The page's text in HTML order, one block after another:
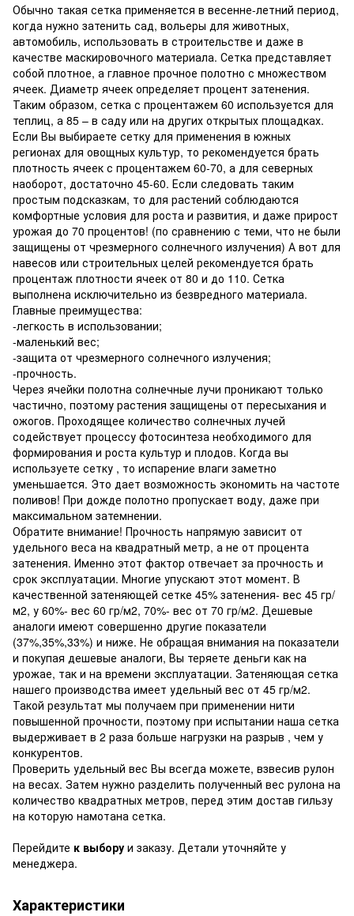
Обычно такая сетка применяется в весенне-летний период,
когда нужно затенить сад, вольеры для животных,
автомобиль, использовать в строительстве и даже в
качестве маскировочного материала. Сетка представляет
собой плотное, а главное прочное полотно с множеством
ячеек. Диаметр ячеек определяет процент затенения.
Таким образом, сетка с процентажем 60 используется для
теплиц, а 85 – в саду или на других открытых площадках.
Если Вы выбираете сетку для применения в южных
регионах для овощных культур, то рекомендуется брать
плотность ячеек с процентажем 60-70, а для северных
наоборот, достаточно 45-60. Если следовать таким
простым подсказкам, то для растений соблюдаются
комфортные условия для роста и развития, и даже прирост
урожая до 70 процентов! (по сравнению с теми, что не были
защищены от чрезмерного солнечного излучения) А вот для
навесов или строительных целей рекомендуется брать
процентаж плотности ячеек от 80 и до 110. Сетка
выполнена исключительно из безвредного материала.
Главные преимущества:
-легкость в использовании;
-маленький вес;
-защита от чрезмерного солнечного излучения;
-прочность.
Через ячейки полотна солнечные лучи проникают только
частично, поэтому растения защищены от пересыхания и
ожогов. Проходящее количество солнечных лучей
содействует процессу фотосинтеза необходимого для
формирования и роста культур и плодов. Когда вы
используете сетку , то испарение влаги заметно
уменьшается. Это дает возможность экономить на частоте
поливов! При дожде полотно пропускает воду, даже при
максимальном затемнении.
Обратите внимание! Прочность напрямую зависит от
удельного веса на квадратный метр, а не от процента
затенения. Именно этот фактор отвечает за прочность и
срок эксплуатации. Многие упускают этот момент. В
качественной затеняющей сетке 45% затенения- вес 45 гр/
м2, у 60%- вес 60 гр/м2, 70%- вес от 70 гр/м2. Дешевые
аналоги имеют совершенно другие показатели
(37%,35%,33%) и ниже. Не обращая внимания на показатели
и покупая дешевые аналоги, Вы теряете деньги как на
урожае, так и на времени эксплуатации. Затеняющая сетка
нашего производства имеет удельный вес от 45 гр/м2.
Такой результат мы получаем при применении нити
повышенной прочности, поэтому при испытании наша сетка
выдерживает в 2 раза больше нагрузки на разрыв , чем у
конкурентов.
Проверить удельный вес Вы всегда можете, взвесив рулон
на весах. Затем нужно разделить полученный вес рулона на
количество квадратных метров, перед этим достав гильзу
на которую намотана сетка.
Перейдите к выбору и заказу. Детали уточняйте у
менеджера.
Характеристики